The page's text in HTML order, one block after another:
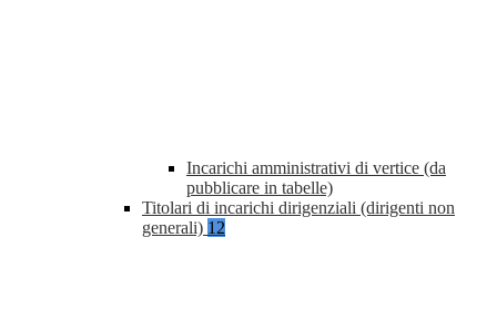
Incarichi amministrativi di vertice (da
pubblicare in tabelle)
Titolari di incarichi dirigenziali (dirigenti non
generali) 12